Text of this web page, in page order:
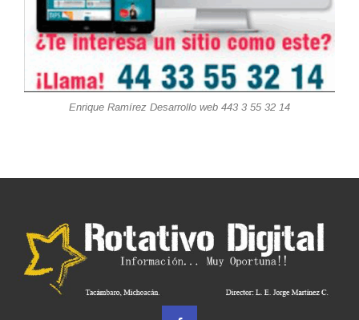
Enrique Ramírez Desarrollo web 443 3 55 32 14